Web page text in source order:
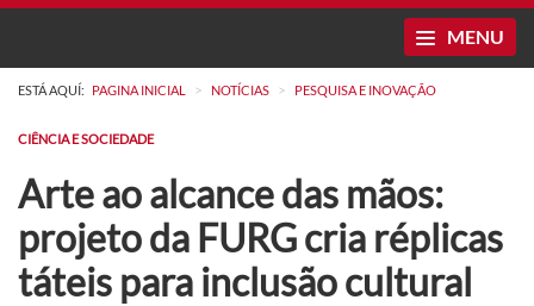
MENU
ESTÁ AQUÍ: PAGINA INICIAL > NOTÍCIAS > PESQUISA E INOVAÇÃO
CIÊNCIA E SOCIEDADE
Arte ao alcance das mãos:
projeto da FURG cria réplicas
táteis para inclusão cultural